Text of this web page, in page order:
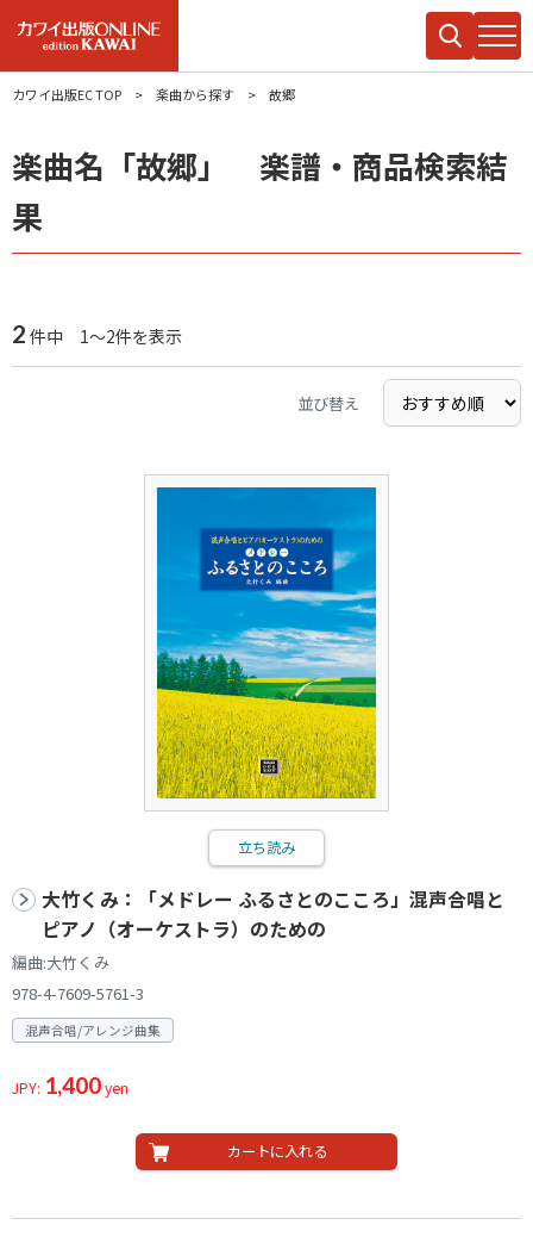
カワイ出版EC TOP 楽曲から探す 故郷
楽曲名「故郷」 楽譜・商品検索結
果
2 件中 1～2件を表示
並び替え
立ち読み
大竹くみ：「メドレー ふるさとのこころ」混声合唱と
ピアノ（オーケストラ）のための
編曲:大竹くみ
978-4-7609-5761-3
混声合唱/アレンジ曲集
JPY: 1,400yen
カートに入れる